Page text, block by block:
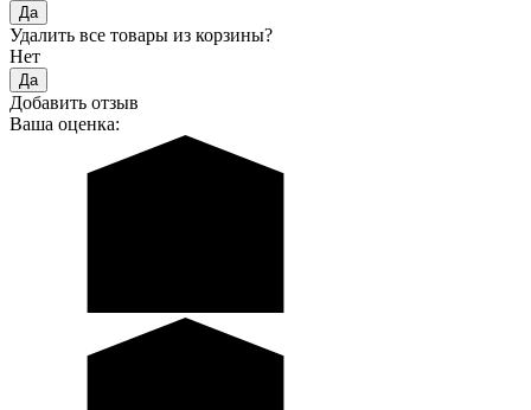
Удалить все товары из корзины?
Нет
Добавить отзыв
Ваша оценка: